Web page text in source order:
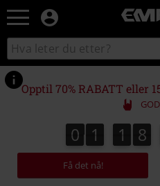
Søk
i
katalogen
Opptil 70% RABATT eller 15%
0
0 1
1 1
1 8
8
Få det nå!